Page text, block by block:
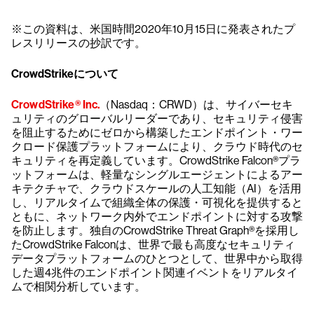
※この資料は、米国時間2020年10月15日に発表されたプ
レスリリースの抄訳です。
CrowdStrikeについて
CrowdStrike® Inc. （Nasdaq：CRWD）は、サイバーセキ
ュリティのグローバルリーダーであり、セキュリティ侵害
を阻止するためにゼロから構築したエンドポイント・ワー
クロード保護プラットフォームにより、クラウド時代のセ
キュリティを再定義しています。CrowdStrike Falcon®プラ
ットフォームは、軽量なシングルエージェントによるアー
キテクチャで、クラウドスケールの人工知能（AI）を活用
し、リアルタイムで組織全体の保護・可視化を提供すると
ともに、ネットワーク内外でエンドポイントに対する攻撃
を防止します。独自のCrowdStrike Threat Graph®を採用し
たCrowdStrike Falconは、世界で最も高度なセキュリティ
データプラットフォームのひとつとして、世界中から取得
した週4兆件のエンドポイント関連イベントをリアルタイ
ムで相関分析しています。